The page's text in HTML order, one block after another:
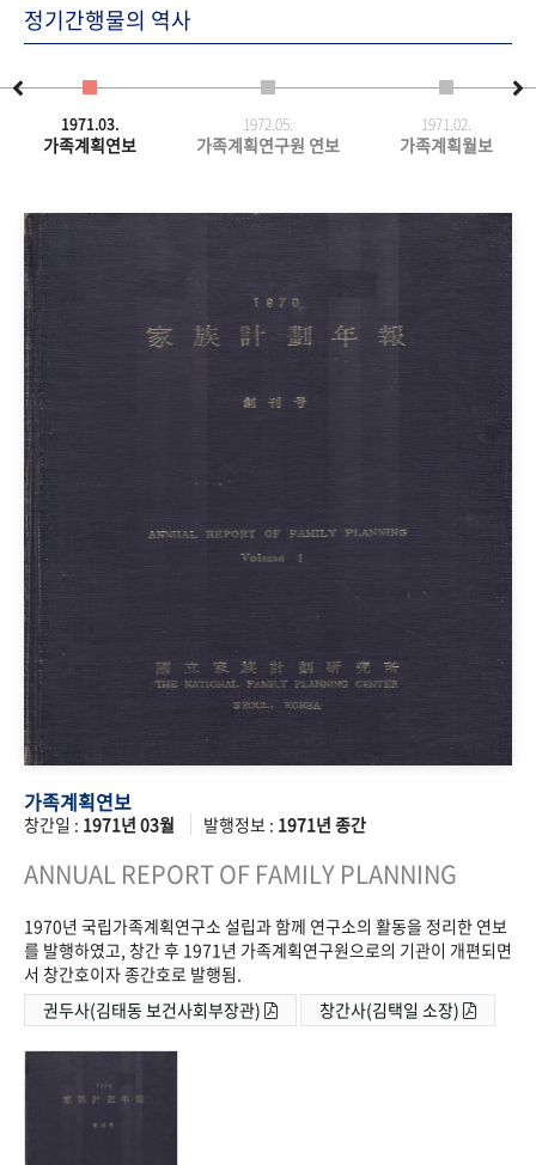
정기간행물의 역사
1971.03.
가족계획연보
1972.05.
가족계획연구원 연보
1971.02.
가족계획월보
가족계획연보
창간일 : 1971년 03월 발행정보 : 1971년 종간
ANNUAL REPORT OF FAMILY PLANNING
1970년 국립가족계획연구소 설립과 함께 연구소의 활동을 정리한 연보
를 발행하였고, 창간 후 1971년 가족계획연구원으로의 기관이 개편되면
서 창간호이자 종간호로 발행됨.
권두사(김태동 보건사회부장관)
창간사(김택일 소장)